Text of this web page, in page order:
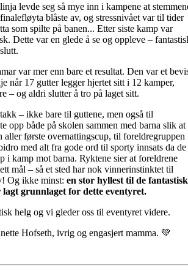
levde seg så mye inn i kampene at
blåste av, og stressnivået var til tider
som spilte på banen... Etter siste kamp var
Dette var en glede å se og oppleve –
var mer enn bare et resultat. Den var et
når 17 gutter legger hjertet sitt i 12 kamper,
– og aldri slutter å tro på laget sitt.
– ikke bare til guttene, men også til
opp både på skolen sammen med barna slik at
aller første overnattingscup, til foreldregruppen
med alt fra gode ord til sporty innsats da de
i kamp mot barna. Ryktene sier at foreldrene
mål – så et sted har nok vinnerinstinktet til
Og ikke minst: en stor hyllest til de
lagt grunnlaget for dette eventyret.
helg og vi gleder oss til eventyret videre.
Hofseth, ivrig og engasjert mamma. 💚